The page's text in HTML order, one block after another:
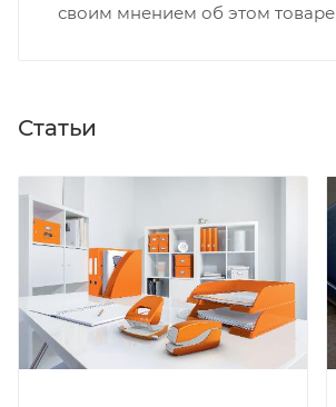
своим мнением об этом товаре
Статьи